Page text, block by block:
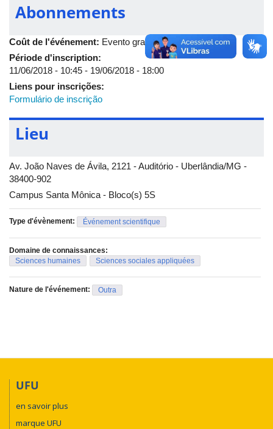
Drª Luciana Zacharias G. F. Coêlho (Docente Fadir - UFU)
Para mais informações, basta acessar apágina oficial do
evento.
Data: 19 de junho de 2018
Horário: 18h30 às 22h
Local: Auditório do Bloco 5-S, campus Santa Mônica da
Abonnements
Coût de l'événement: Evento gratuito
Période d'inscription:
11/06/2018 - 10:45 - 19/06/2018 - 18:00
Liens pour inscrições:
Formulário de inscrição
Lieu
Av. João Naves de Ávila, 2121 - Auditório - Uberlândia/MG -
38400-902
Campus Santa Mônica - Bloco(s) 5S
Type d'évènement: Événement scientifique
Domaine de connaissances:
Sciences humaines
Sciences sociales appliquées
Nature de l'événement: Outra
UFU
en savoir plus
marque UFU